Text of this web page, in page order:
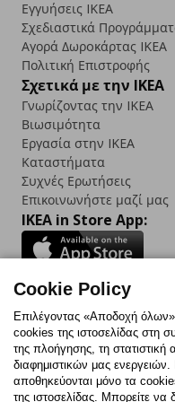
Εγγυήσεις IKEA
Σχεδιαστικά
Αγορά Δωρoκάρτας IKEA
Πολιτική Επιστροφής
Σχετικά με την IKEA
Γνωρίζοντας την IKEA
Βιωσιμότητα
Εργασία στην IKEA
Καταστήματα
Συχνές Ερωτήσεις
Επικοινωνήστε μαζί μας
IKEA in Store App:
Follow us:
FacebookInstagram
TikTok
Cookie Policy
Επιλέγοντας «Αποδοχή
cookies της ιστοσελίδας στη
της πλοήγησης, τη
διαφημιστικών μας
αποθηκεύονται μόνο τα
της ιστοσελίδας. Μπορείτε να